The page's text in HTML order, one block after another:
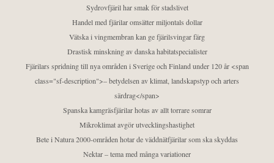
Sydrovfjäril har smak för stadslivet
Handel med fjärilar omsätter miljontals dollar
Vätska i vingmembran kan ge fjärilsvingar färg
Drastisk minskning av danska habitatspecialister
Fjärilars spridning till nya områden i Sverige och Finland under 120 år <span
class="sf-description">– betydelsen av klimat, landskapstyp och arters
särdrag</span>
Spanska kamgräsfjärilar hotas av allt torrare somrar
Mikroklimat avgör utvecklingshastighet
Bete i Natura 2000-områden hotar de väddnätfjärilar som ska skyddas
Nektar – tema med många variationer